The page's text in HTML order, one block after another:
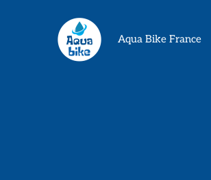
Aqua Bike France